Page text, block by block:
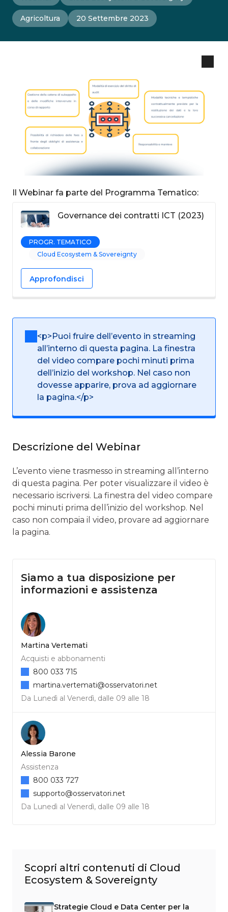
Agricoltura 20 Settembre 2023
Il Webinar fa parte del Programma Tematico:
Governance dei contratti ICT (2023)
PROGR. TEMATICO
Cloud Ecosystem & Sovereignty
Approfondisci
<p>Puoi fruire dell’evento in streaming
all’interno di questa pagina. La finestra
del video compare pochi minuti prima
dell’inizio del workshop. Nel caso non
dovesse apparire, prova ad aggiornare
la pagina.</p>
Descrizione del Webinar
L’evento viene trasmesso in streaming all’interno
di questa pagina. Per poter visualizzare il video è
necessario iscriversi. La finestra del video compare
pochi minuti prima dell’inizio del workshop. Nel
caso non compaia il video, provare ad aggiornare
la pagina.
Siamo a tua disposizione per
informazioni e assistenza
Martina Vertemati
Acquisti e abbonamenti
Da Lunedì al Venerdì, dalle 09 alle 18
800 033 715
martina.vertemati@osservatori.net
Alessia Barone
Assistenza
Da Lunedì al Venerdì, dalle 09 alle 18
800 033 727
supporto@osservatori.net
Scopri altri contenuti di Cloud
Ecosystem & Sovereignty
Strategie Cloud e Data Center per la